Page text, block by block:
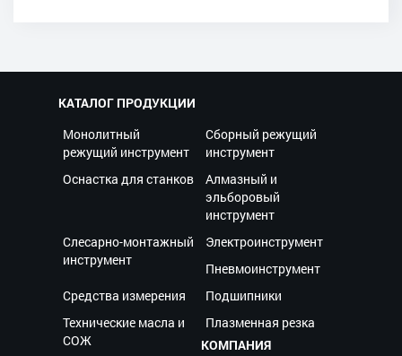
КАТАЛОГ ПРОДУКЦИИ
Монолитный
режущий инструмент
Сборный режущий
инструмент
Оснастка для станков
Алмазный и
эльборовый
инструмент
Слесарно-монтажный
инструмент
Электроинструмент
Пневмоинструмент
Средства измерения
Подшипники
Технические масла и
СОЖ
Плазменная резка
КОМПАНИЯ